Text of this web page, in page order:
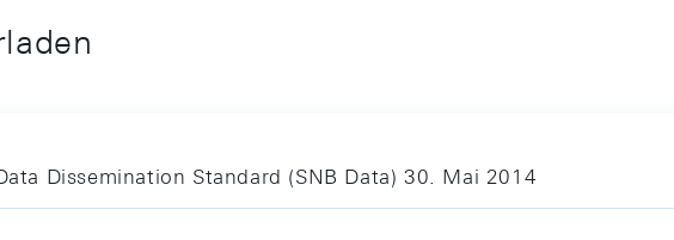
Dissemination Standard (SNB Data) 30. Mai 2014